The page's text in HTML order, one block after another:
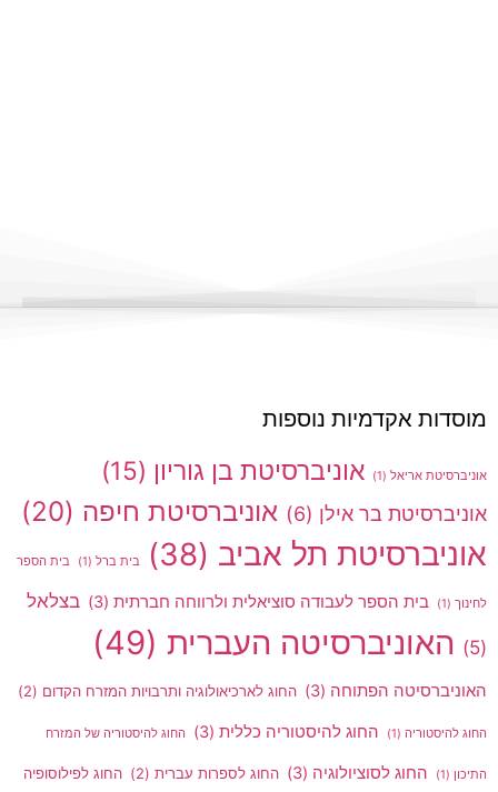
מוסדות אקדמיות נוספות
אוניברסיטת אריאל (1) אוניברסיטת בן גוריון (15)
אוניברסיטת בר אילן (6) אוניברסיטת חיפה (20)
אוניברסיטת תל אביב (38) בית ברל (1) בית הספר
לחינוך (1) בית הספר לעבודה סוציאלית ולרווחה חברתית (3)
בצלאל
(5)
האוניברסיטה העברית (49)
האוניברסיטה הפתוחה (3) החוג לארכיאולוגיה ותרבויות המזרח הקדום (2)
החוג להיסטוריה (1) החוג להיסטוריה כללית (3) החוג להיסטוריה של המזרח
התיכון (1) החוג לסוציולוגיה (3) החוג לספרות עברית (2) החוג לפילוסופיה